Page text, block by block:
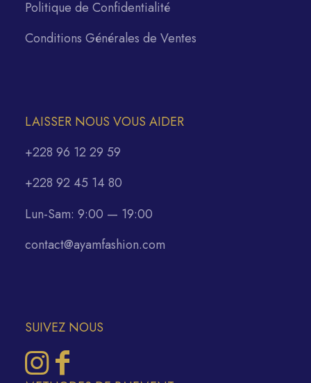
Politique de Confidentialité
Conditions Générales de Ventes
LAISSER NOUS VOUS AIDER
+228 96 12 29 59
+228 92 45 14 80
Lun-Sam: 9:00 — 19:00
contact@ayamfashion.com
SUIVEZ NOUS